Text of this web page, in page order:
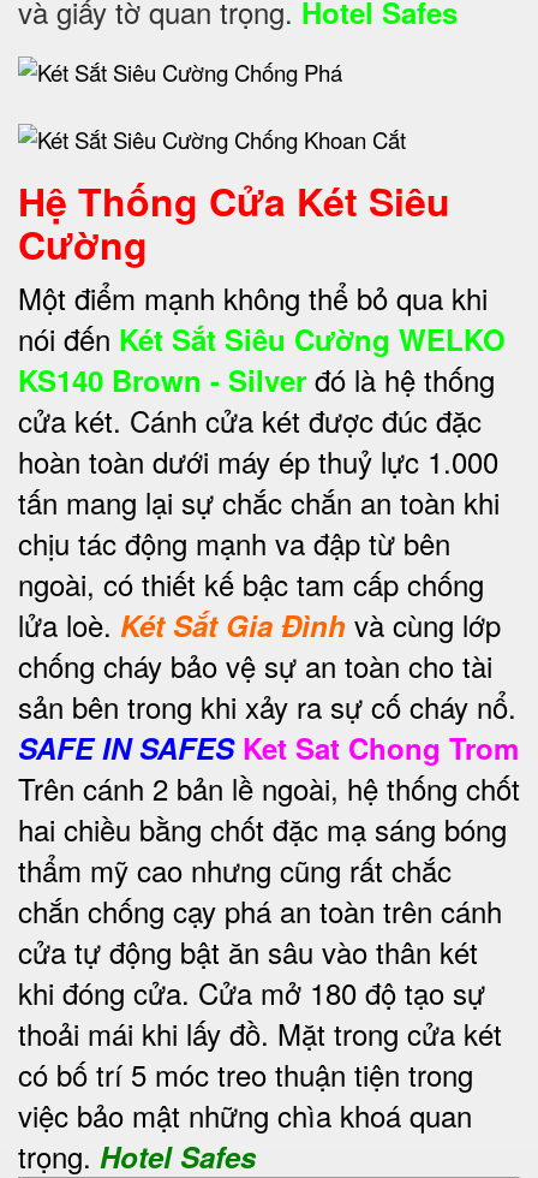
và giấy tờ quan trọng. Hotel Safes
Hệ Thống Cửa Két Siêu
Cường
Một điểm mạnh không thể bỏ qua khi
nói đến Két Sắt Siêu Cường WELKO
KS140 Brown - Silver đó là hệ thống
cửa két. Cánh cửa két được đúc đặc
hoàn toàn dưới máy ép thuỷ lực 1.000
tấn mang lại sự chắc chắn an toàn khi
chịu tác động mạnh va đập từ bên
ngoài, có thiết kế bậc tam cấp chống
lửa loè. Két Sắt Gia Đình và cùng lớp
chống cháy bảo vệ sự an toàn cho tài
sản bên trong khi xảy ra sự cố cháy nổ.
SAFE IN SAFES Ket Sat Chong Trom
Trên cánh 2 bản lề ngoài, hệ thống chốt
hai chiều bằng chốt đặc mạ sáng bóng
thẩm mỹ cao nhưng cũng rất chắc
chắn chống cạy phá an toàn trên cánh
cửa tự động bật ăn sâu vào thân két
khi đóng cửa. Cửa mở 180 độ tạo sự
thoải mái khi lấy đồ. Mặt trong cửa két
có bố trí 5 móc treo thuận tiện trong
việc bảo mật những chìa khoá quan
trọng. Hotel Safes